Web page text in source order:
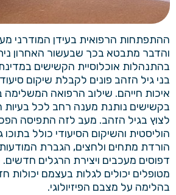
ההתפתחות הרפואית בעידן המודרני
והדבר מתבטא בכך שבעשור האחרון
בהתנהלות אוכלוסיית הקשישים
בני גיל הזהב פונים לקבלת שיקום
איכות חייהם. שילוב הרפואה המשלימה
בקשישים נותנת מענה רחב לכל בעיות
לצוץ בגיל הזהב. מעב לזה התפיסה
הוליסטית והשיקום הסיעודי כולל
הורדת מתחים ולחצים, הגברת
דפוסים מעכבים ויצירת הרגלים חדשים.
מטופלים יכולים לגלות בעצמם יכולות
בהלימה על מצבם הפיזיולוגי.